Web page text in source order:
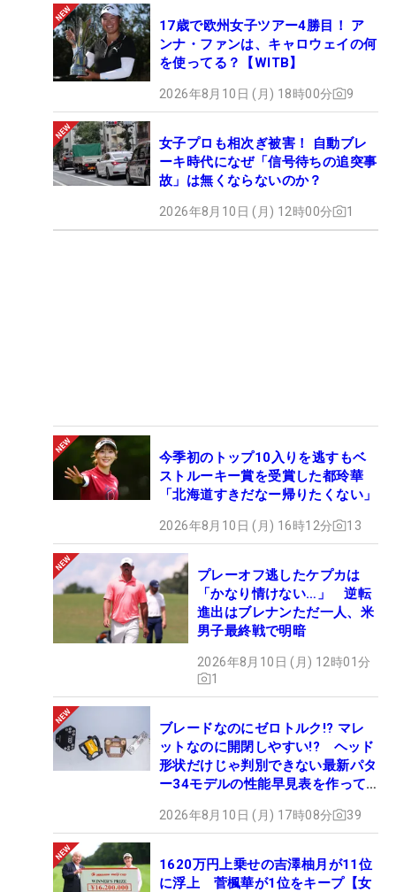
17歳で欧州女子ツアー4勝目！ ア
ンナ・ファンは、キャロウェイの何
を使ってる？【WITB】
2026年8月10日 (月) 18時00分 9
女子プロも相次ぎ被害！ 自動ブレ
ーキ時代になぜ「信号待ちの追突事
故」は無くならないのか？
2026年8月10日 (月) 12時00分 1
今季初のトップ10入りを逃すもベ
ストルーキー賞を受賞した都玲華
「北海道すきだなー帰りたくない」
2026年8月10日 (月) 16時12分 13
プレーオフ逃したケプカは
「かなり情けない…」 逆転
進出はブレナンただ一人、米
男子最終戦で明暗
2026年8月10日 (月) 12時01分
1
ブレードなのにゼロトルク!? マレ
ットなのに開閉しやすい!? ヘッド
形状だけじゃ判別できない最新パタ
ー34モデルの性能早見表を作って
2026年8月10日 (月) 17時08分 39
1620万円上乗せの吉澤柚月が11位
に浮上 菅楓華が1位をキープ【女